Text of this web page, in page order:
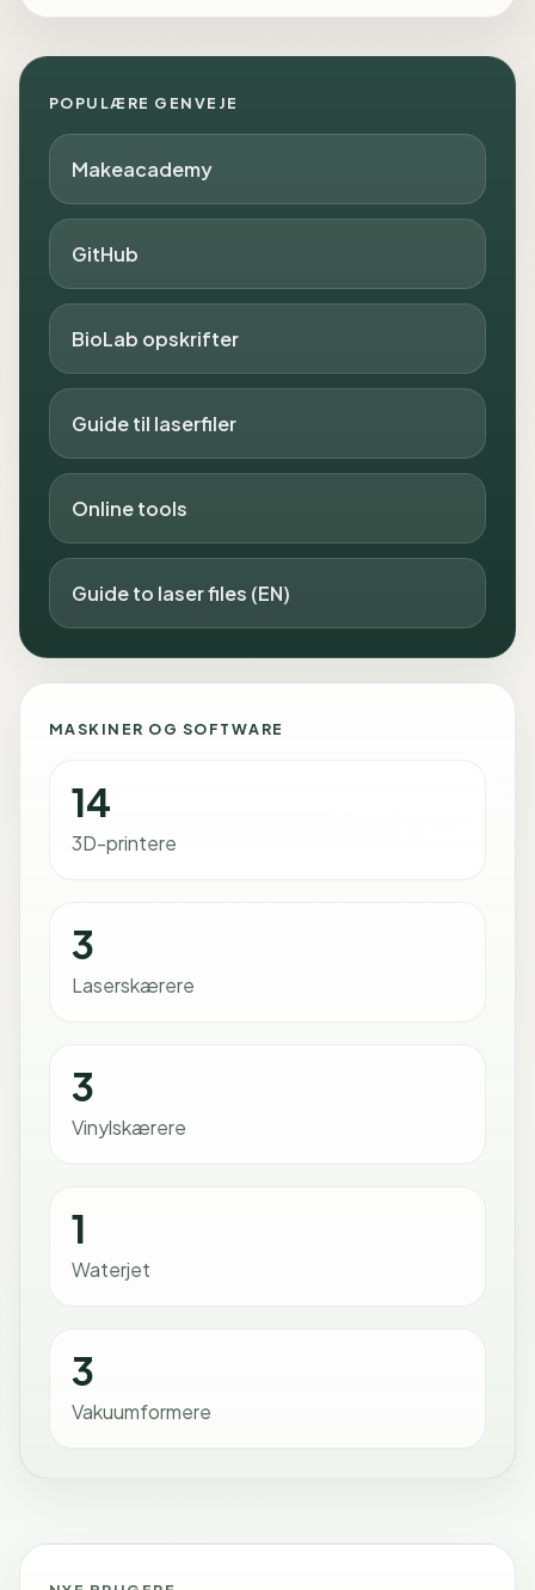
POPULÆRE GENVEJE
Makeacademy
GitHub
BioLab opskrifter
Guide til laserfiler
Online tools
Guide to laser files (EN)
MASKINER OG SOFTWARE
14
3D-printere
3
Laserskærere
3
Vinylskærere
1
Waterjet
3
Vakuumformere